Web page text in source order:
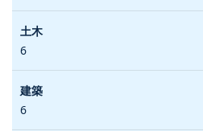
6
6